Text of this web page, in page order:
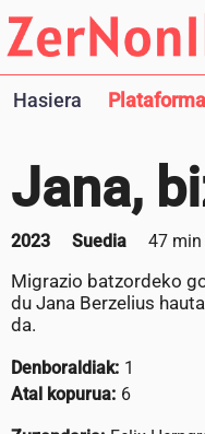
Hasiera
Jana,
2023 Suedia 47 min
Migrazio batzordeko
du Jana Berzelius
da.
Denboraldiak: 1
Atal kopurua: 6